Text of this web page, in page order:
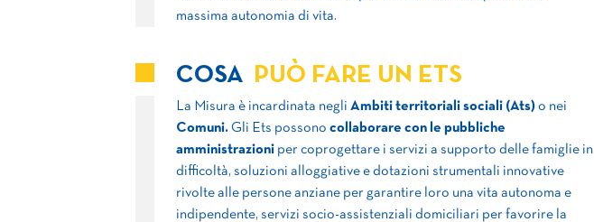
massima autonomia di vita.
COSA PUÒ FARE UN ETS
La Misura è incardinata negli Ambiti territoriali sociali (Ats) o nei
Comuni. Gli Ets possono collaborare con le pubbliche
amministrazioni per coprogettare i servizi a supporto delle famiglie in
difficoltà, soluzioni alloggiative e dotazioni strumentali innovative
rivolte alle persone anziane per garantire loro una vita autonoma e
indipendente, servizi socio-assistenziali domiciliari per favorire la